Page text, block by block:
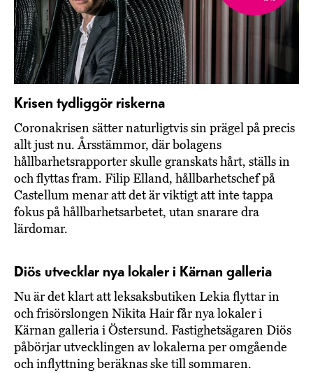
Krisen tydliggör riskerna
Coronakrisen sätter naturligtvis sin prägel på precis
allt just nu. Årsstämmor, där bolagens
hållbarhetsrapporter skulle granskats hårt, ställs in
och flyttas fram. Filip Elland, hållbarhetschef på
Castellum menar att det är viktigt att inte tappa
fokus på hållbarhetsarbetet, utan snarare dra
lärdomar.
Diös utvecklar nya lokaler i Kärnan galleria
Nu är det klart att leksaksbutiken Lekia flyttar in
och frisörslongen Nikita Hair får nya lokaler i
Kärnan galleria i Östersund. Fastighetsägaren Diös
påbörjar utvecklingen av lokalerna per omgående
och inflyttning beräknas ske till sommaren.